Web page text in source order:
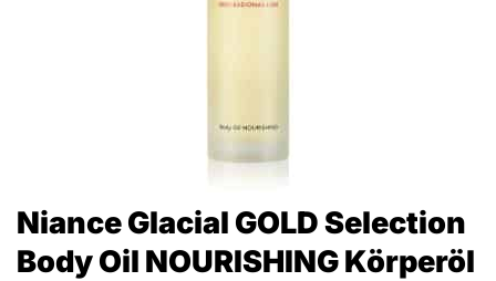
Niance Glacial GOLD Selection
Body Oil NOURISHING Körperöl